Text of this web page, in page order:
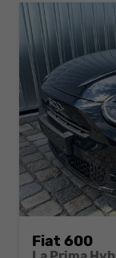
Fiat 600